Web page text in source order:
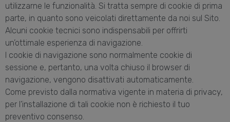
utilizzarne le funzionalità. Si tratta sempre di cookie di prima
parte, in quanto sono veicolati direttamente da noi sul Sito.
Alcuni cookie tecnici sono indispensabili per offrirti
un’ottimale esperienza di navigazione.
I cookie di navigazione sono normalmente cookie di
sessione e, pertanto, una volta chiuso il browser di
navigazione, vengono disattivati automaticamente.
Come previsto dalla normativa vigente in materia di privacy,
per l’installazione di tali cookie non è richiesto il tuo
preventivo consenso.